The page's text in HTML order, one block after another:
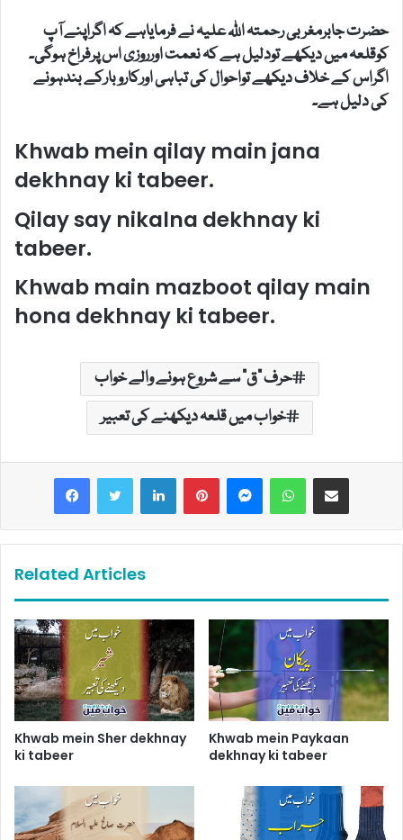
حضرت جابرمغربی رحمتہ اللہ علیہ نے فرمایاہے کہ اگراپنے آپ
کوقلعہ میں دیکھے تودلیل ہے کہ نعمت اورروزی اس پرفراخ ہوگی۔
اگراس کے خلاف دیکھے تواحوال کی تباہی اورکاروبارکے بندہونے
کی دلیل ہے۔
Khwab mein qilay main jana
dekhnay ki tabeer.
Qilay say nikalna dekhnay ki
tabeer.
Khwab main mazboot qilay main
hona dekhnay ki tabeer.
حرف "ق" سے شروع ہونے والے خواب
خواب میں قلعہ دیکھنے کی تعبیر
LinkedInPinterestMessengerWhatsAppShare via Email
Related Articles
Khwab mein Sher dekhnay
ki tabeer
Khwab mein Paykaan
dekhnay ki tabeer